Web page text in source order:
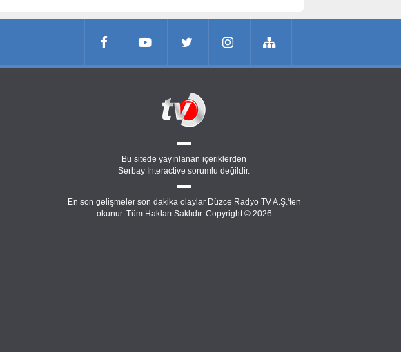
Bu sitede yayınlanan içeriklerden
Serbay Interactive sorumlu değildir.
En son gelişmeler son dakika olaylar Düzce Radyo TV A.Ş.'ten
okunur. Tüm Hakları Saklıdır. Copyright © 2026